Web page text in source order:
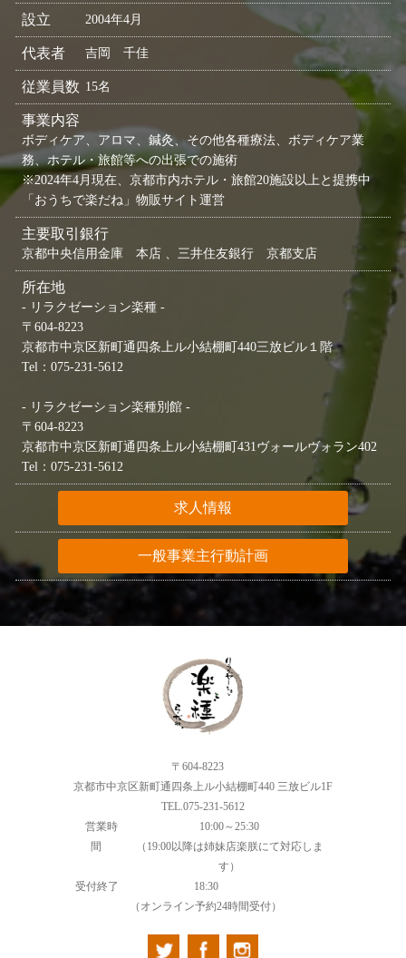
設立 2004年4月
代表者 吉岡 千佳
従業員数 15名
事業内容
ボディケア、アロマ、鍼灸、その他各種療法、ボディケア業
務、ホテル・旅館等への出張での施術
※2024年4月現在、京都市内ホテル・旅館20施設以上と提携中
「おうちで楽だね」物販サイト運営
主要取引銀行
京都中央信用金庫 本店 、三井住友銀行 京都支店
所在地
- リラクゼーション楽種 -
〒604-8223
京都市中京区新町通四条上ル小結棚町440三放ビル１階
Tel：075-231-5612
- リラクゼーション楽種別館 -
〒604-8223
京都市中京区新町通四条上ル小結棚町431ヴォールヴォラン402
Tel：075-231-5612
求人情報
一般事業主行動計画
〒604-8223
京都市中京区新町通四条上ル小結棚町440 三放ビル1F
TEL.075-231-5612
営業時
間
10:00～25:30
（19:00以降は姉妹店楽朕にて対応しま
す）
受付終了
18:30
（オンライン予約24時間受付）